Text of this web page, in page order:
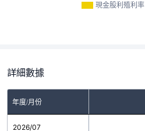
現金股利殖利率
詳細數據
年度/月份
2026/07